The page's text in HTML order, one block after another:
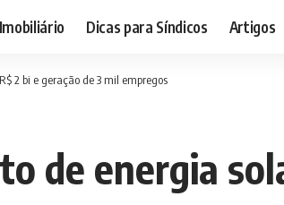
Dicas para Síndicos Artigos
2 bi e geração de 3 mil empregos
de energia